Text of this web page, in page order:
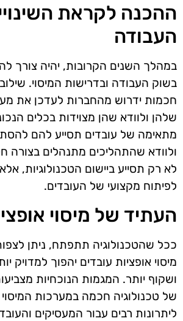
ההכנה לקראת
העבודה
במהלך השנים הקרובות, יהיה צורך
בשוק העבודה ובדרישות המיסוי. שילוב
חכמות ידרוש מהחברות לעדכן את
שלהן ולוודא שהן מצוידות בכלים
מתאימה של עובדים תסייע להם
ולוודא שהתהליכים מתנהלים בצורה
לא רק תסייע ביישום הטכנולוגיות,
לפיתוח מקצועי של העובדים.
העתיד של מיסוי
ככל שהטכנולוגיה תתפתח, ניתן
מיסוי אופציות עובדים יהפוך למדויק
ושקוף יותר. המגמות הנוכחיות
של טכנולוגיה חכמה במערכות המיסוי
ליתרונות רבים עבור המעסיקים